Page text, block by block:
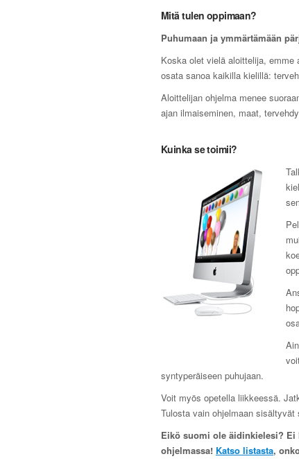
Mitä tulen oppimaan?
Puhumaan ja ymmärtämään
Koska olet vielä aloittelija,
osata sanoa kaikilla kielillä:
Aloittelijan ohjelma menee
ajan ilmaiseminen, maat,
Kuinka se toimii?
syntyperäiseen puhujaan.
Voit myös opetella liikkeessä.
Tulosta vain ohjelmaan
Eikö suomi ole äidinkielesi? Ei
ohjelmassa! Katso listasta,